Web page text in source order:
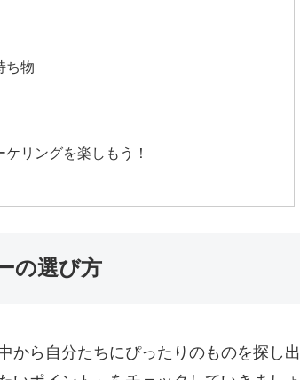
ち物
リングを楽しもう！
の選び方
から自分たちにぴったりのものを探し